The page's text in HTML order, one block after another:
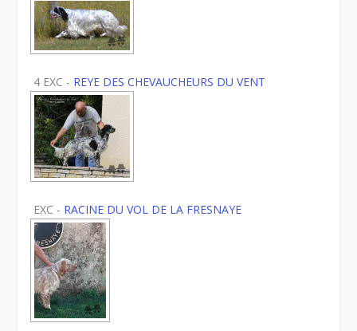
4 EXC - REYE DES CHEVAUCHEURS DU VENT
EXC - RACINE DU VOL DE LA FRESNAYE